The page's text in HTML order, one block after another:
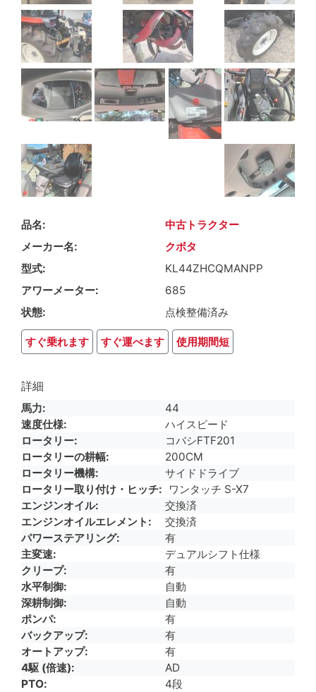
品名
中古トラクター
メーカー名
クボタ
型式
KL44ZHCQMANPP
アワーメーター
685
状態
点検整備済み
すぐ乗れます すぐ運べます 使用期間短
詳細
馬力
44
速度仕様
ハイスピード
ロータリー
コバシFTF201
ロータリーの耕幅
200CM
ロータリー機構
サイドドライブ
ロータリー取り付け・ヒッチ
ワンタッチ S-X7
エンジンオイル
交換済
エンジンオイルエレメント
交換済
パワーステアリング
有
主変速
デュアルシフト仕様
クリープ
有
水平制御
自動
深耕制御
自動
ポンパ
有
バックアップ
有
オートアップ
有
4駆 (倍速)
AD
PTO
4段